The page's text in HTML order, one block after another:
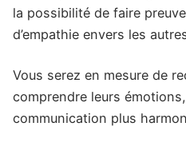
la possibilité de faire
d’empathie envers les
Vous serez en mesure de
comprendre leurs
communication plus